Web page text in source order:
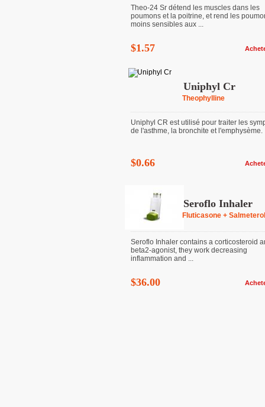
Theo-24 Sr détend les muscles dans les
poumons et la poitrine, et rend les
moins sensibles aux ...
$1.57
Uniphyl Cr
Theophylline
Uniphyl CR est utilisé pour traiter les
de l'asthme, la bronchite et l'emphysème.
$0.66
Seroflo Inhaler
Fluticasone + Salmeterol
Seroflo Inhaler contains a corticosteroid
beta2-agonist, they work decreasing
inflammation and ...
$36.00